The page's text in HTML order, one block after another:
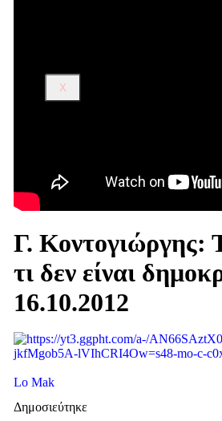
X
Γ. Κοντογιώργης:
τι δεν είναι
16.10.2012
Lo Mak
Δημοσιεύτηκε